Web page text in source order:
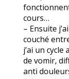
cours…
– Ensuite
couché
j’ai un
de vomir,
anti